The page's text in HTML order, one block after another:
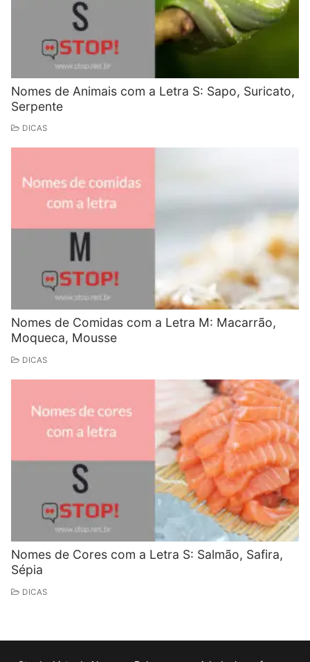
Nomes de Animais com a Letra S: Sapo, Suricato,
Serpente
DICAS
Nomes de Comidas com a Letra M: Macarrão,
Moqueca, Mousse
DICAS
Nomes de Cores com a Letra S: Salmão, Safira,
Sépia
DICAS